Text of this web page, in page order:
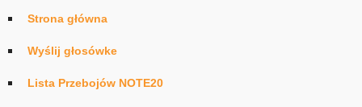
Strona główna
Wyślij głosówke
Lista Przebojów NOTE20